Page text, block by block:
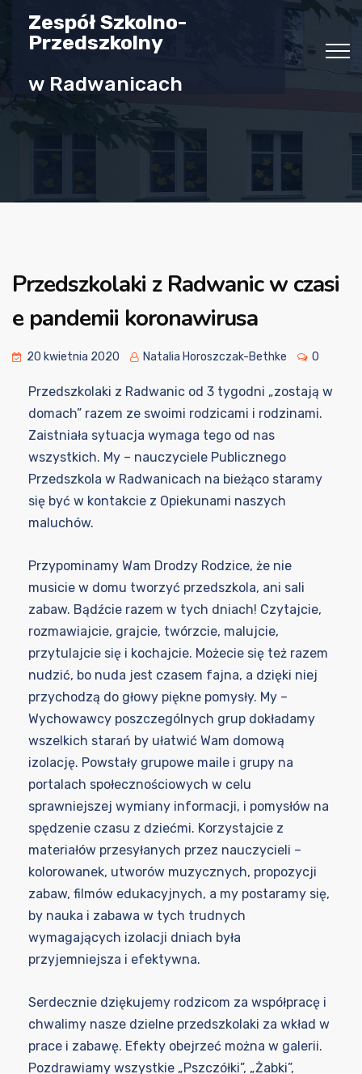
Zespół Szkolno-
Przedszkolny
w Radwanicach
Przedszkolaki z Radwanic w czasi
e pandemii koronawirusa
20 kwietnia 2020 Natalia Horoszczak-Bethke 0
Przedszkolaki z Radwanic od 3 tygodni „zostają w
domach” razem ze swoimi rodzicami i rodzinami.
Zaistniała sytuacja wymaga tego od nas
wszystkich. My – nauczyciele Publicznego
Przedszkola w Radwanicach na bieżąco staramy
się być w kontakcie z Opiekunami naszych
maluchów.
Przypominamy Wam Drodzy Rodzice, że nie
musicie w domu tworzyć przedszkola, ani sali
zabaw. Bądźcie razem w tych dniach! Czytajcie,
rozmawiajcie, grajcie, twórzcie, malujcie,
przytulajcie się i kochajcie. Możecie się też razem
nudzić, bo nuda jest czasem fajna, a dzięki niej
przychodzą do głowy piękne pomysły. My –
Wychowawcy poszczególnych grup dokładamy
wszelkich starań by ułatwić Wam domową
izolację. Powstały grupowe maile i grupy na
portalach społecznościowych w celu
sprawniejszej wymiany informacji, i pomysłów na
spędzenie czasu z dziećmi. Korzystajcie z
materiałów przesyłanych przez nauczycieli –
kolorowanek, utworów muzycznych, propozycji
zabaw, filmów edukacyjnych, a my postaramy się,
by nauka i zabawa w tych trudnych
wymagających izolacji dniach była
przyjemniejsza i efektywna.
Serdecznie dziękujemy rodzicom za współpracę i
chwalimy nasze dzielne przedszkolaki za wkład w
prace i zabawę. Efekty obejrzeć można w galerii.
Pozdrawiamy wszystkie „Pszczółki”, „Żabki”,